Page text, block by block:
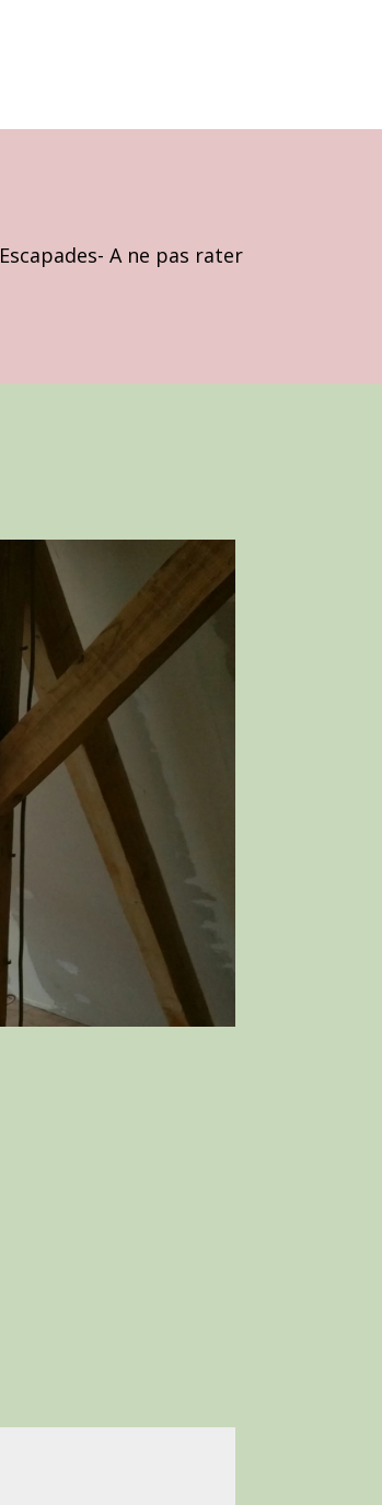
Escapades- A ne pas rater